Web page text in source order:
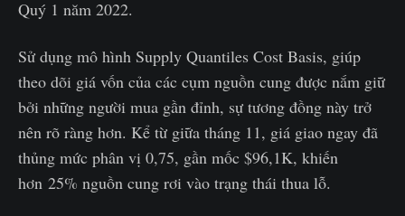
Quý 1 năm 2022.
Sử dụng mô hình Supply Quantiles Cost Basis, giúp
theo dõi giá vốn của các cụm nguồn cung được nắm giữ
bởi những người mua gần đỉnh, sự tương đồng này trở
nên rõ ràng hơn. Kể từ giữa tháng 11, giá giao ngay đã
thủng mức phân vị 0,75, gần mốc $96,1K, khiến
hơn 25% nguồn cung rơi vào trạng thái thua lỗ.